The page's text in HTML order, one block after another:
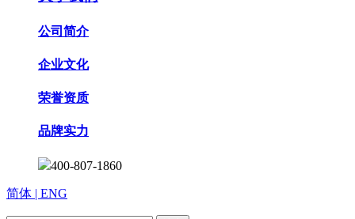
公司简介
企业文化
荣誉资质
品牌实力
400-807-1860
简体 | ENG